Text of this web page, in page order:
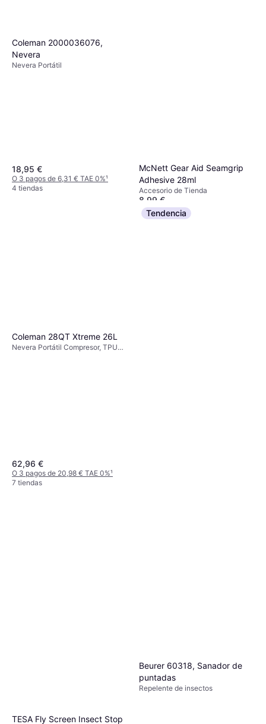
Coleman 2000036076,
Nevera
Nevera Portátil
18,95 €
O 3 pagos de 6,31 € TAE 0%¹
4 tiendas
McNett Gear Aid Seamgrip
Adhesive 28ml
Accesorio de Tienda
8,99 €
O 3 pagos de 2,99 € TAE 0%
3 tiendas
Coleman 28QT Xtreme 26L
Nevera Portátil Compresor, TPU
62,96 €
O 3 pagos de 20,98 € TAE 0%¹
7 tiendas
Tendencia
TESA Fly Screen Insect Stop
Beurer 60318, Sanador de
puntadas
Repelente de insectos